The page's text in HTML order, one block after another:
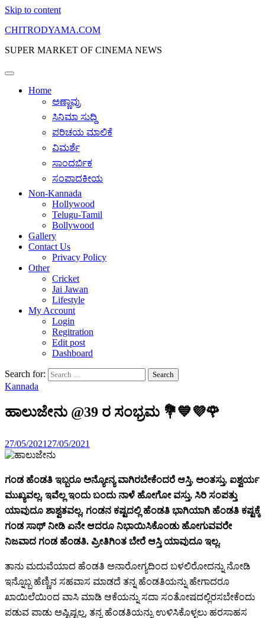
Skip to content
CHITRODYAMA.COM
SUPER MARKET OF CINEMA NEWS
Home
ಅಣ್ಣಾವ್ರು
ಸಿನಿಮಾ ಸುದ್ದಿ
ಪರಿಚಯ ಮಾಲಿಕೆ
ವಿಮರ್ಶೆ
ಸಾಂದರ್ಭಿಕ
ಸಂಪಾದಕೀಯ
Non-Kannada
Hollywood
Telugu-Tamil
Bollywood
Gallery
Contact Us
Privacy Policy
Other
Cricket
Jai Jawan
Lifestyle
My Account
Login
Regitration
Edit post
Dashboard
Search for:
Kannada
ಹಾಲುಜೇನು @39 ರ ಸಂಭ್ರಮ 💐💙💜🌹
27/05/2021 27/05/2021
ಗಂಡ ಹೆಂಡತಿ ಇಬ್ಬರೂ ಅನ್ಯೋನ್ಯ ವಾಗಿರಬೇಕೆಂದರೆ ಆಸ್ತಿ, ಅಂತಸ್ತು, ಐಶ್ವರ್ಯ
ಮುಖ್ಯವಲ್ಲ, ಇವೆಲ್ಲ ಇಂದು ಬಂದು ನಾಳೆ ಹೋಗೋ ವಸ್ತು, ಸಿರಿ ಸಂಪತ್ತು
ಯಾವುದೂ ಶಾಶ್ವತವಲ್ಲ, ಗಂಡನ ಕಷ್ಟದಲ್ಲಿ ಹೆಂಡತಿ ಭಾಗಿಯಾಗಿ ಹೆಂಡತಿ ಕಷ್ಟಕ್ಕೆ
ಗಂಡ ಸಾಥ್ ನೀಡಿ ಏನೇ ಆದರೂ ನಿಭಾಯಿಸಿಕೊಂಡು ಹೋಗುವವರೇ
ನಿಜವಾದ ಗಂಡ ಹೆಂಡತಿ. ಪ್ರೀತಿಗಿಂತ ಬೇರೆ ಆಸ್ತಿ ಯಾವುದೂ ಇಲ್ಲ.
ತಾನು ಮದುವೆಯಾದ ಹೆಂಡತಿ ಅನಾರೋಗ್ಯದಿಂದ ಬಳಲಿರೋದನ್ನು ನೋಡಿ
ಇನ್ನೊಬ್ಬ ಹೆಣ್ಣಿನ ಸಹವಾಸ ಮಾಡದೆ ತನ್ನ ಹೆಂಡತಿಯನ್ನು ಹೇಗಾದರೂ
ಖಾಯಿಲೆಯಿಂದ ವಾಸಿ ಮಾಡಿ ಆಕೆಯನ್ನು ಸದಾ ಸಂತೋಷದಲ್ಲಿರಸಬೇಕೆಂದು
ಪಡುವ ಪಾಡು ಅಷ್ಟಿಷ್ಟಲ್ಲ, ತನ್ನ ಹೆಂಡತಿಯನ್ನು ಉಳಿಸಿಕೊಳ್ಳಲು ಹರಸಾಹಸ